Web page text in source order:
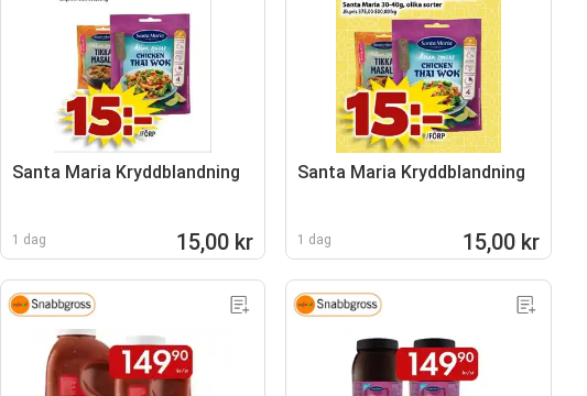
Santa Maria Kryddblandning
1 dag 15,00 kr
Santa Maria Kryddblandning
1 dag 15,00 kr